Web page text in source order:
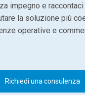
impegno e
la soluzione più
operative e
Richiedi una consulenza